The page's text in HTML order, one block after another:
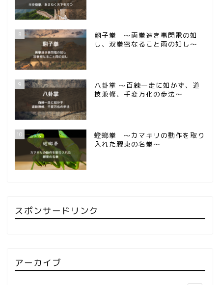
8
翻子拳 ～両拳速き事閃電の如
し、双拳密なること雨の如し～
9
八卦掌 ～百練一走に如かず、道
技兼修、千変万化の歩法～
10
螳螂拳 ～カマキリの動作を取り
入れた膠東の名拳～
スポンサードリンク
アーカイブ